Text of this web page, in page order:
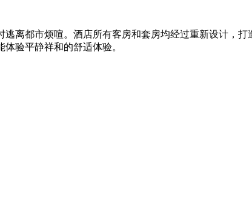
离都市烦喧。酒店所有客房和套房均经过重新设计，
验平静祥和的舒适体验。